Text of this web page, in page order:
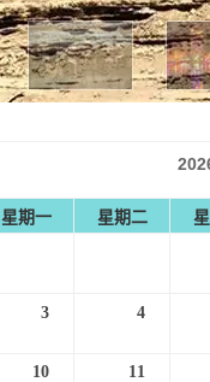
星期一 星期二
3 4
10
11